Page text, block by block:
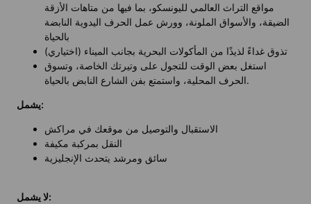
مواقع التراث العالمي لليونسكو، بما فيها من متاهات الأزقة
الضيقة، والأسواق الملونة، وورش عمل الحرف اليدوية النابضة
بالحياة
تذوق غداءً لذيذًا من المأكولات البحرية بجانب الميناء (اختياري)
استغل بعض الوقت للتجول على وتيرتك الخاصة، وتسوق
الحرف المحلية، واستمتع بفن الشارع النابض بالحياة.
يشمل:
الاستقبال والتوصيل من موقعك في مراكش
النقل بمركبة مكيفة
سائق ومرشد يتحدث الإنجليزية
لا يشمل: